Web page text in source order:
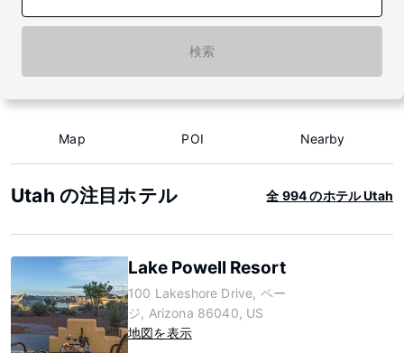
検索
Map POI Nearby
Utah の注目ホテル 全 994 のホテル Utah
Lake Powell Resort
100 Lakeshore Drive, ペー
ジ, Arizona 86040, US
地図を表示